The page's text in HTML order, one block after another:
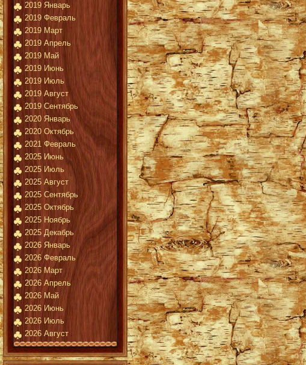
2019 Январь
2019 Февраль
2019 Март
2019 Апрель
2019 Май
2019 Июнь
2019 Июль
2019 Август
2019 Сентябрь
2020 Январь
2020 Октябрь
2021 Февраль
2025 Июнь
2025 Июль
2025 Август
2025 Сентябрь
2025 Октябрь
2025 Ноябрь
2025 Декабрь
2026 Январь
2026 Февраль
2026 Март
2026 Апрель
2026 Май
2026 Июнь
2026 Июль
2026 Август